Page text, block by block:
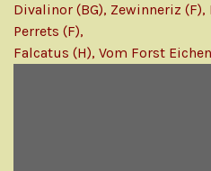
Divalinor (BG), Zewinneriz (F),
Perrets (F),
Falcatus (H), Vom Forst